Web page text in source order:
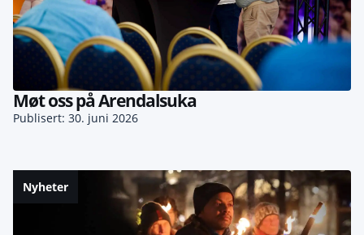
Møt oss på Arendalsuka
Publisert: 30. juni 2026
Nyheter